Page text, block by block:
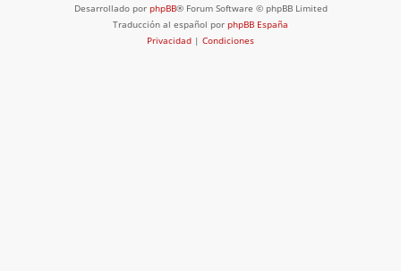
Desarrollado por phpBB® Forum Software © phpBB Limited
Traducción al español por phpBB España
Privacidad | Condiciones